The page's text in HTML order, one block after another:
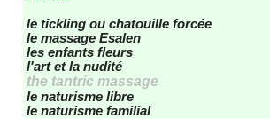
le tickling ou chatouille forcée
le massage Esalen
les enfants fleurs
l'art et la nudité
the tantric massage
le naturisme libre
le naturisme familial